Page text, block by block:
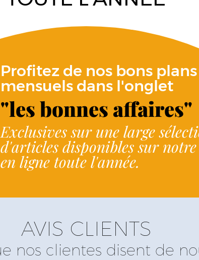
Profitez de nos bons plans
mensuels dans l'onglet
"les bonnes affaires"
Exclusives sur une large
d'articles disponibles sur
en ligne toute l'année.
AVIS CLIENTS
nos clientes disent de